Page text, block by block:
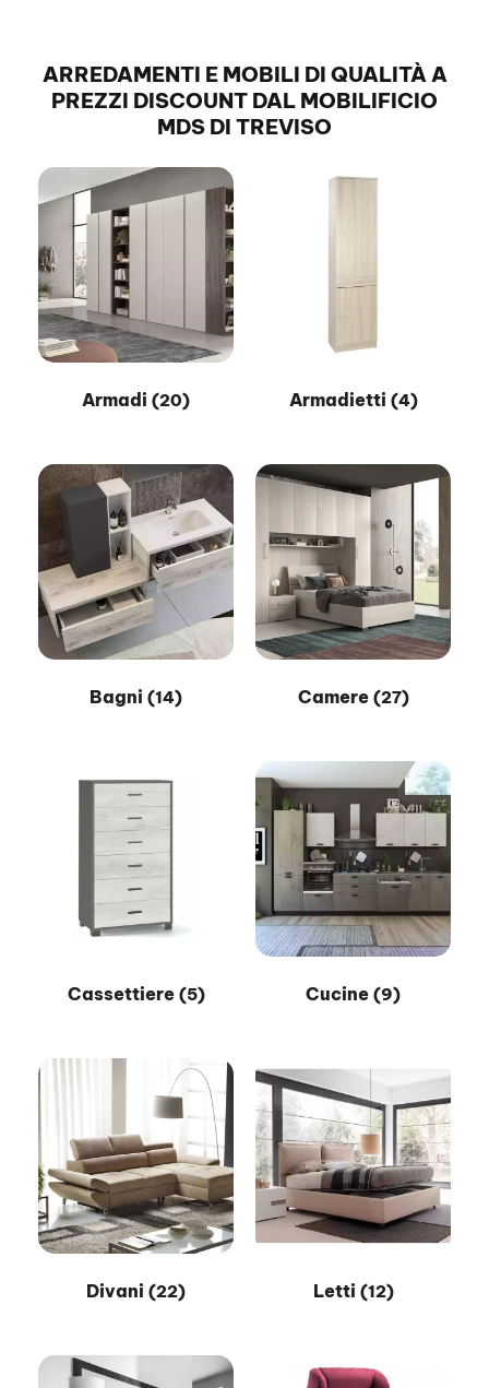
ARREDAMENTI E MOBILI DI QUALITÀ A
PREZZI DISCOUNT DAL MOBILIFICIO
MDS DI TREVISO
Armadi (20) Armadietti (4)
Bagni (14) Camere (27)
Cassettiere (5) Cucine (9)
Divani (22) Letti (12)